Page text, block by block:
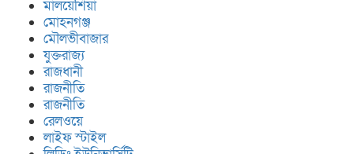
মালয়েশিয়া
মোহনগঞ্জ
মৌলভীবাজার
যুক্তরাজ্য
রাজধানী
রাজনীতি
রাজনীতি
রেলওয়ে
লাইফ স্টাইল